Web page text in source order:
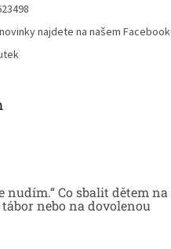
najdete na našem
nudím.“ Co sbalit dětem
tábor nebo na dovolenou